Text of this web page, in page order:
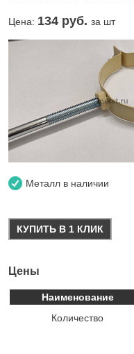
Цена: 134 руб. за шт
Металл в наличии
КУПИТЬ В 1 КЛИК
Цены
Наименование
Количество